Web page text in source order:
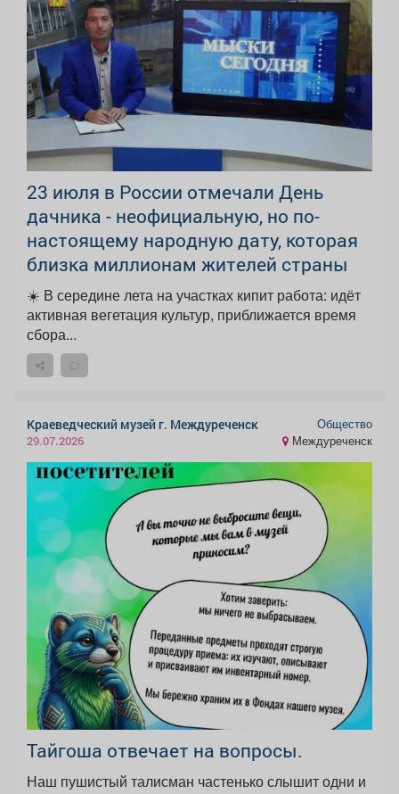
23 июля в России отмечали День
дачника - неофициальную, но по-
настоящему народную дату, которая
близка миллионам жителей страны
☀️ В середине лета на участках кипит работа: идёт
активная вегетация культур, приближается время
сбора...
Краеведческий музей г. Междуреченск
29.07.2026
Общество
Междуреченск
Тайгоша отвечает на вопросы.
Наш пушистый талисман частенько слышит одни и